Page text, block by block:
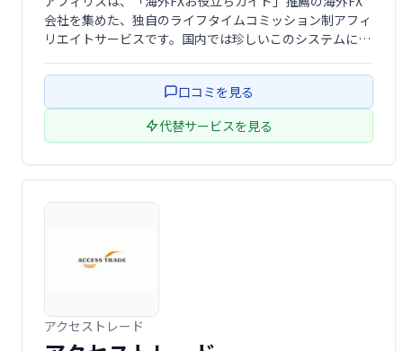
会社を集めた、独自のライフタイムコミッション制アフィ
リエイトサービスです。国内では珍しいこのシステムによ
口コミを見る
代替サービスを見る
アクセストレード